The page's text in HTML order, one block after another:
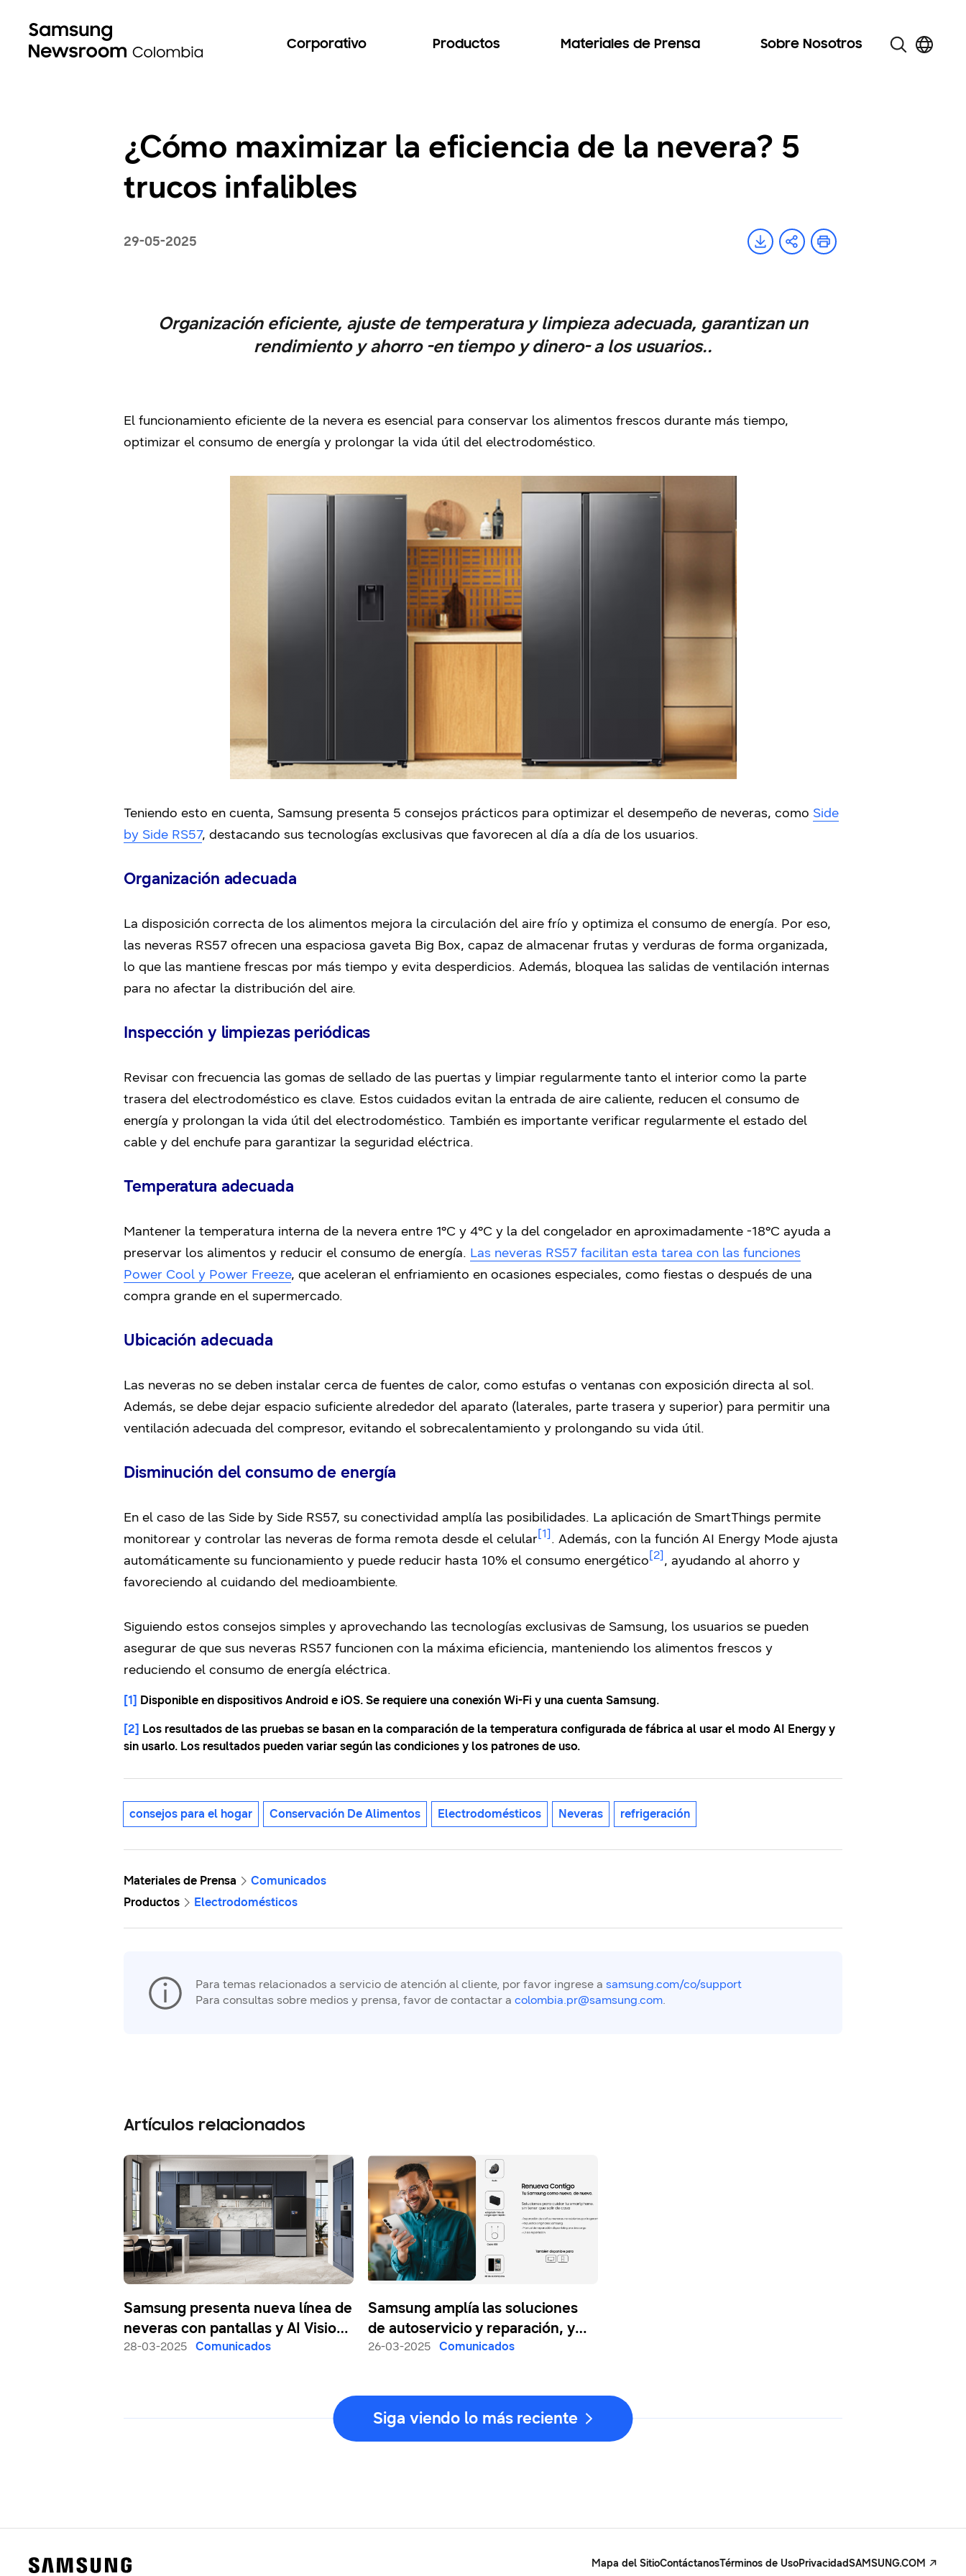
Corporativo Productos Materiales de Prensa Sobre Nosotros
¿Cómo maximizar la eficiencia de la nevera? 5
trucos infalibles
29-05-2025
Organización eficiente, ajuste de temperatura y limpieza adecuada, garantizan un
rendimiento y ahorro -en tiempo y dinero- a los usuarios..
El funcionamiento eficiente de la nevera es esencial para conservar los alimentos frescos durante más tiempo,
optimizar el consumo de energía y prolongar la vida útil del electrodoméstico.
Teniendo esto en cuenta, Samsung presenta 5 consejos prácticos para optimizar el desempeño de neveras, como Side
by Side RS57, destacando sus tecnologías exclusivas que favorecen al día a día de los usuarios.
Organización adecuada
La disposición correcta de los alimentos mejora la circulación del aire frío y optimiza el consumo de energía. Por eso,
las neveras RS57 ofrecen una espaciosa gaveta Big Box, capaz de almacenar frutas y verduras de forma organizada,
lo que las mantiene frescas por más tiempo y evita desperdicios. Además, bloquea las salidas de ventilación internas
para no afectar la distribución del aire.
Inspección y limpiezas periódicas
Revisar con frecuencia las gomas de sellado de las puertas y limpiar regularmente tanto el interior como la parte
trasera del electrodoméstico es clave. Estos cuidados evitan la entrada de aire caliente, reducen el consumo de
energía y prolongan la vida útil del electrodoméstico. También es importante verificar regularmente el estado del
cable y del enchufe para garantizar la seguridad eléctrica.
Temperatura adecuada
Mantener la temperatura interna de la nevera entre 1°C y 4°C y la del congelador en aproximadamente -18°C ayuda a
preservar los alimentos y reducir el consumo de energía. Las neveras RS57 facilitan esta tarea con las funciones
Power Cool y Power Freeze, que aceleran el enfriamiento en ocasiones especiales, como fiestas o después de una
compra grande en el supermercado.
Ubicación adecuada
Las neveras no se deben instalar cerca de fuentes de calor, como estufas o ventanas con exposición directa al sol.
Además, se debe dejar espacio suficiente alrededor del aparato (laterales, parte trasera y superior) para permitir una
ventilación adecuada del compresor, evitando el sobrecalentamiento y prolongando su vida útil.
Disminución del consumo de energía
En el caso de las Side by Side RS57, su conectividad amplía las posibilidades. La aplicación de SmartThings permite
monitorear y controlar las neveras de forma remota desde el celular[1]. Además, con la función AI Energy Mode ajusta
automáticamente su funcionamiento y puede reducir hasta 10% el consumo energético[2], ayudando al ahorro y
favoreciendo al cuidando del medioambiente.
Siguiendo estos consejos simples y aprovechando las tecnologías exclusivas de Samsung, los usuarios se pueden
asegurar de que sus neveras RS57 funcionen con la máxima eficiencia, manteniendo los alimentos frescos y
reduciendo el consumo de energía eléctrica.
[1] Disponible en dispositivos Android e iOS. Se requiere una conexión Wi-Fi y una cuenta Samsung.
[2] Los resultados de las pruebas se basan en la comparación de la temperatura configurada de fábrica al usar el modo AI Energy y
sin usarlo. Los resultados pueden variar según las condiciones y los patrones de uso.
consejos para el hogar Conservación De Alimentos Electrodomésticos Neveras refrigeración
Materiales de Prensa
Comunicados
Productos
Electrodomésticos
Para temas relacionados a servicio de atención al cliente, por favor ingrese a samsung.com/co/support
Para consultas sobre medios y prensa, favor de contactar a colombia.pr@samsung.com.
Artículos relacionados
Samsung presenta nueva línea de
neveras con pantallas y AI Vision
Inside perfeccionado
28-03-2025 Comunicados
Samsung amplía las soluciones
de autoservicio y reparación, y
lanza el programa “Renueva
26-03-2025 Comunicados
Siga viendo lo más reciente
Mapa del SitioContáctanosTérminos de UsoPrivacidadSAMSUNG.COM